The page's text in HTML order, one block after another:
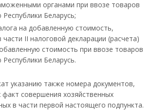
органами при ввозе товаров
Беларусь;
на добавленную стоимость,
II налоговой декларации (расчета)
стоимость при ввозе товаров
Беларусь.
указанию также номера документов,
совершения хозяйственных
в части первой настоящего подпункта.